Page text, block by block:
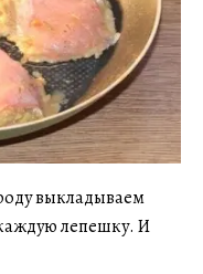
выкладываем
лепешку. И